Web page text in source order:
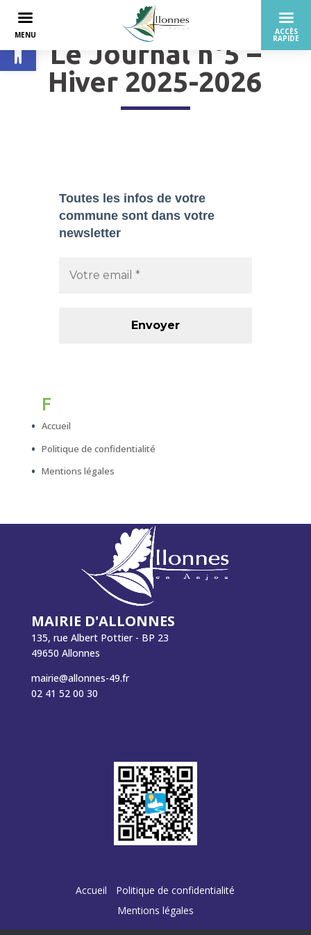
Ouvrir la barre d’outils
Le Journal n°5 –
Hiver 2025-2026
Toutes les infos de votre
commune sont dans votre
newsletter
F
Accueil
Politique de confidentialité
Mentions légales
MAIRIE D'ALLONNES
135, rue Albert Pottier - BP 23
49650 Allonnes
mairie@allonnes-49.fr
02 41 52 00 30
Accueil
Politique de confidentialité
Mentions légales